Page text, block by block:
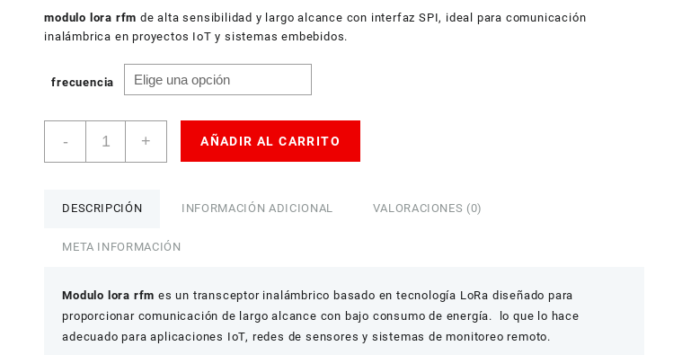
hasta
$ 64.935,0
American Dollar
modulo lora rfm de alta sensibilidad y largo alcance con interfaz SPI, ideal para comunicación
inalámbrica en proyectos IoT y sistemas embebidos.
frecuencia
-
LoRa
de
Alcance
SPI
cantidad
+ AÑADIR AL CARRITO
DESCRIPCIÓN INFORMACIÓN ADICIONAL VALORACIONES (0)
META INFORMACIÓN
Modulo lora rfm es un transceptor inalámbrico basado en tecnología LoRa diseñado para
proporcionar comunicación de largo alcance con bajo consumo de energía. lo que lo hace
adecuado para aplicaciones IoT, redes de sensores y sistemas de monitoreo remoto.